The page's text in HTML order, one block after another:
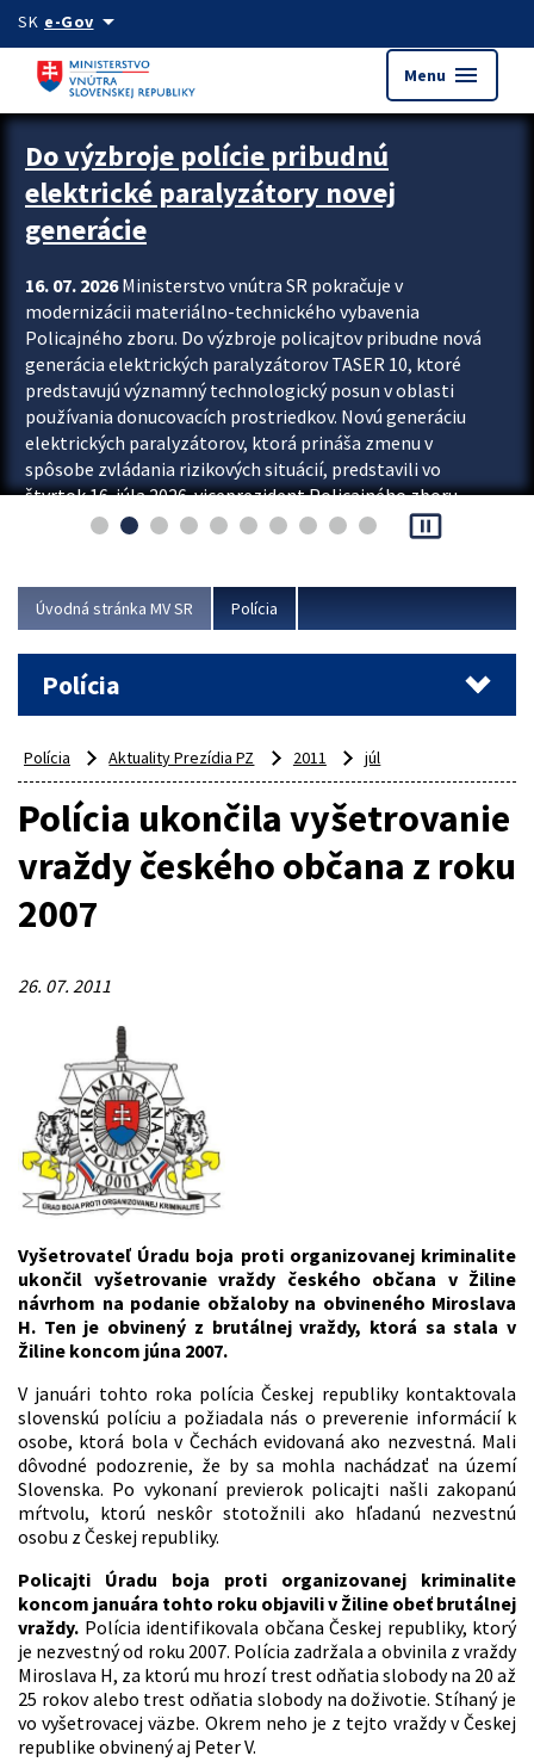
Preskocit na hlavný obsah
SK e-Govarrow_drop_down
Menu menu
Zastavit automatický posun upútavok
Do výzbroje polície pribudnú
elektrické paralyzátory novej
generácie
16. 07. 2026Ministerstvo vnútra SR pokračuje v
modernizácii materiálno-technického vybavenia
Policajného zboru. Do výzbroje policajtov pribudne nová
generácia elektrických paralyzátorov TASER 10, ktoré
predstavujú významný technologický posun v oblasti
používania donucovacích prostriedkov. Novú generáciu
elektrických paralyzátorov, ktorá prináša zmenu v
spôsobe zvládania rizikových situácií, predstavili vo
štvrtok 16. júla 2026 viceprezident Policajného zboru
Rastislav Polakovič a riaditeľ odboru výcviku...
pause_presentation
Úvodná stránka MV SR Polícia
Polícia
Polícia Aktuality Prezídia PZ 2011 júl
Polícia ukončila vyšetrovanie
vraždy českého občana z roku
2007
26. 07. 2011
Vyšetrovateľ Úradu boja proti organizovanej kriminalite
ukončil vyšetrovanie vraždy českého občana v Žiline
návrhom na podanie obžaloby na obvineného Miroslava
H. Ten je obvinený z brutálnej vraždy, ktorá sa stala v
Žiline koncom júna 2007.
V januári tohto roka polícia Českej republiky kontaktovala
slovenskú políciu a požiadala nás o preverenie informácií k
osobe, ktorá bola v Čechách evidovaná ako nezvestná. Mali
dôvodné podozrenie, že by sa mohla nachádzať na území
Slovenska. Po vykonaní previerok policajti našli zakopanú
mŕtvolu, ktorú neskôr stotožnili ako hľadanú nezvestnú
osobu z Českej republiky.
Policajti Úradu boja proti organizovanej kriminalite
koncom januára tohto roku objavili v Žiline obeť brutálnej
vraždy. Polícia identifikovala občana Českej republiky, ktorý
je nezvestný od roku 2007. Polícia zadržala a obvinila z vraždy
Miroslava H, za ktorú mu hrozí trest odňatia slobody na 20 až
25 rokov alebo trest odňatia slobody na doživotie. Stíhaný je
vo vyšetrovacej väzbe. Okrem neho je z tejto vraždy v Českej
republike obvinený aj Peter V.